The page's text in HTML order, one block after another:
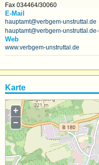
Fax 034464/30060
E-Mail
hauptamt@verbgem-unstruttal.de
hauptamt@verbgem-
Web
www.verbgem-unstruttal.de
Karte
+
−